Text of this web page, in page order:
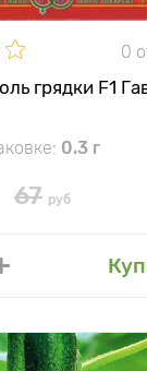
0
грядки F1
0.3 г
67 руб